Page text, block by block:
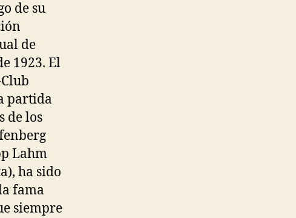
de su
de
1923. El
partida
de los
Lahm
ha sido
fama
siempre